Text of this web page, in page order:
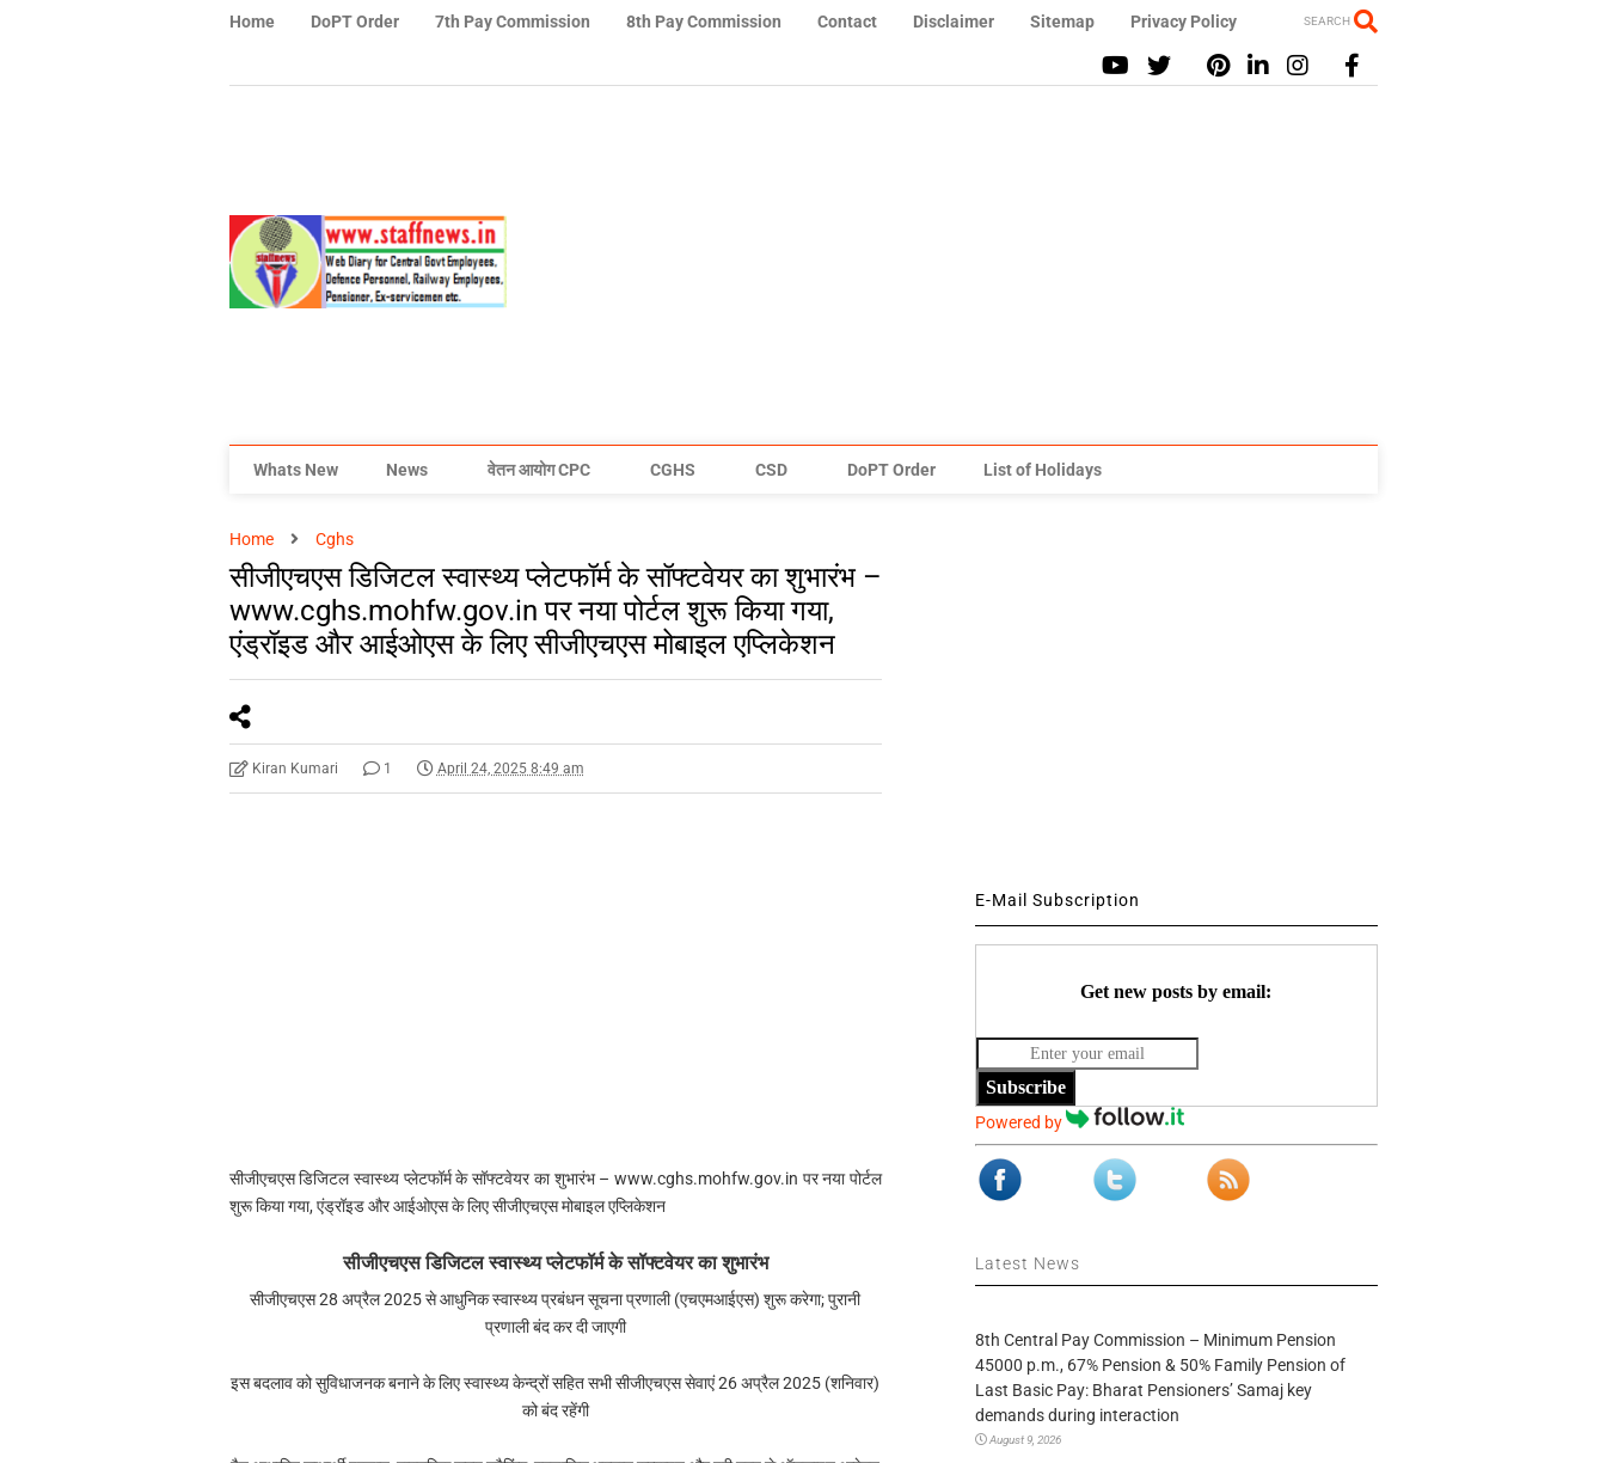
Home DoPT Order 7th Pay Commission 8th Pay Commission Contact Disclaimer Sitemap Privacy Policy SEARCH
Whats New News वेतन आयोग CPC CGHS CSD DoPT Order List of Holidays
Home Cghs
सीजीएचएस डिजिटल स्वास्थ्य प्लेटफॉर्म के सॉफ्टवेयर का शुभारंभ –
www.cghs.mohfw.gov.in पर नया पोर्टल शुरू किया गया,
एंड्रॉइड और आईओएस के लिए सीजीएचएस मोबाइल एप्लिकेशन
Kiran Kumari 1 April 24, 2025 8:49 am
सीजीएचएस डिजिटल स्वास्थ्य प्लेटफॉर्म के सॉफ्टवेयर का शुभारंभ – www.cghs.mohfw.gov.in पर नया पोर्टल
शुरू किया गया, एंड्रॉइड और आईओएस के लिए सीजीएचएस मोबाइल एप्लिकेशन
सीजीएचएस डिजिटल स्वास्थ्य प्लेटफॉर्म के सॉफ्टवेयर का शुभारंभ
सीजीएचएस 28 अप्रैल 2025 से आधुनिक स्वास्थ्य प्रबंधन सूचना प्रणाली (एचएमआईएस) शुरू करेगा; पुरानी
प्रणाली बंद कर दी जाएगी
इस बदलाव को सुविधाजनक बनाने के लिए स्वास्थ्य केन्द्रों सहित सभी सीजीएचएस सेवाएं 26 अप्रैल 2025 (शनिवार)
को बंद रहेंगी
E-Mail Subscription
Get new posts by email:
Subscribe
Powered by
Latest News
8th Central Pay Commission – Minimum Pension
45000 p.m., 67% Pension & 50% Family Pension of
Last Basic Pay: Bharat Pensioners’ Samaj key
demands during interaction
August 9, 2026